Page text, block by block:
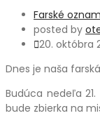
Farské
posted by
20. októbra
Dnes je naša
Budúca nedeľa
bude zbierka na